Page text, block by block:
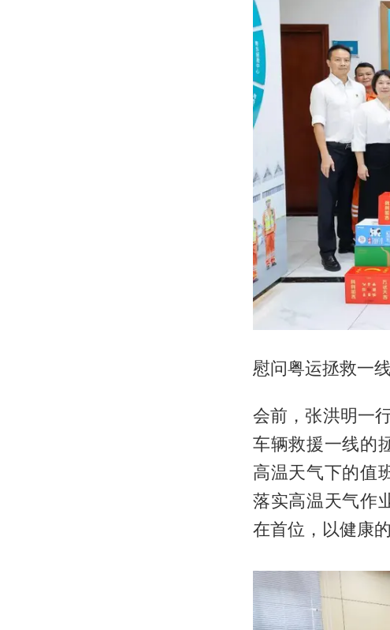
慰问粤运拯救一
会前，张洪明一
车辆救援一线的
高温天气下的值
落实高温天气作
在首位，以健康